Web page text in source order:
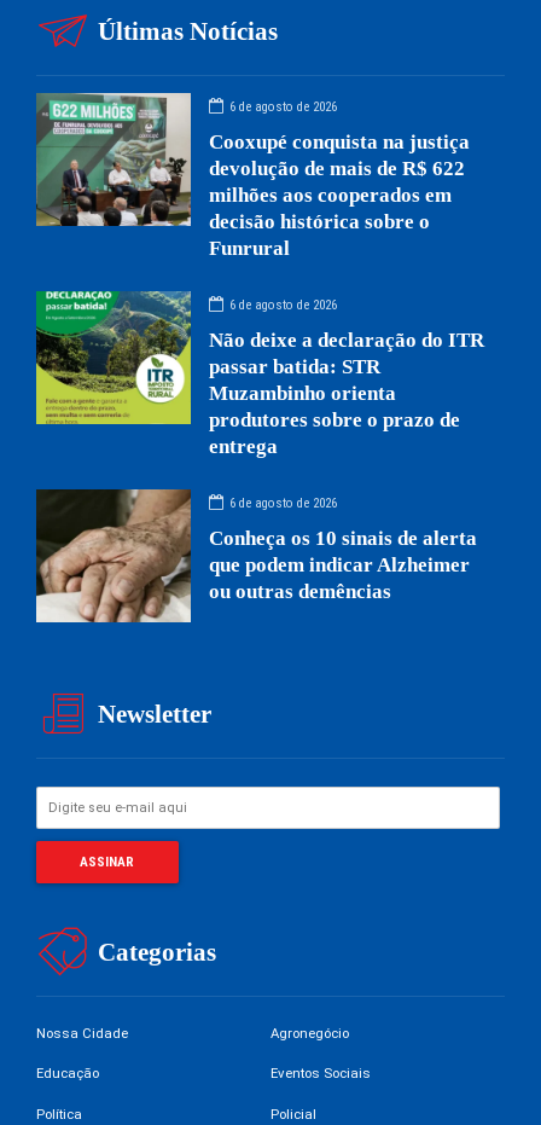
Últimas Notícias
6 de agosto de 2026
Cooxupé conquista na justiça
devolução de mais de R$ 622
milhões aos cooperados em
decisão histórica sobre o
Funrural
6 de agosto de 2026
Não deixe a declaração do ITR
passar batida: STR
Muzambinho orienta
produtores sobre o prazo de
entrega
6 de agosto de 2026
Conheça os 10 sinais de alerta
que podem indicar Alzheimer
ou outras demências
Newsletter
Categorias
Nossa Cidade Agronegócio
Educação Eventos Sociais
Política Policial